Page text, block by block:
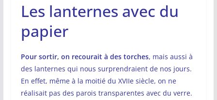
Les lanternes avec du
papier
Pour sortir, on recourait à des torches, mais aussi à
des lanternes qui nous surprendraient de nos jours.
En effet, même à la moitié du XVIIe siècle, on ne
réalisait pas des parois transparentes avec du verre.